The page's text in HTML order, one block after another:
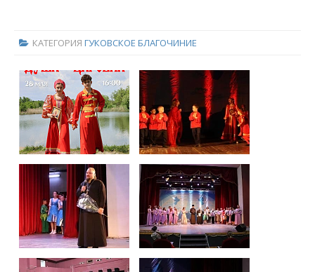
КАТЕГОРИЯ ГУКОВСКОЕ БЛАГОЧИНИЕ